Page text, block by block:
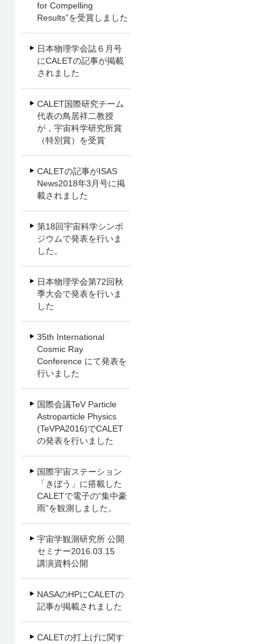
for Compelling
Results”を受賞しました
日本物理学会誌６月号
にCALETの記事が掲載
されました
CALET国際研究チーム
代表の鳥居祥二教授
が，宇宙科学研究所賞
（特別賞）を受賞
CALETの記事がISAS
News2018年3月号に掲
載されました
第18回宇宙科学シンポ
ジウムで発表を行いま
した。
日本物理学会第72回秋
季大会で発表を行いま
した
35th International
Cosmic Ray
Conference にて発表を
行いました
国際会議TeV Particle
Astroparticle Physics
(TeVPA2016)でCALET
の発表を行いました
国際宇宙ステーション
「きぼう」に搭載した
CALETで電子の“集中豪
雨”を観測しました。
宇宙学観測研究所 公開
セミナー2016.03.15
講演資料公開
NASAのHPにCALETの
記事が掲載されました
CALETの打上げに関す